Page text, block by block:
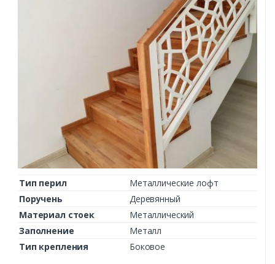
Тип перил
Металлические лофт
Поручень
Деревянный
Материал стоек
Металлический
Заполнение
Металл
Тип крепления
Боковое